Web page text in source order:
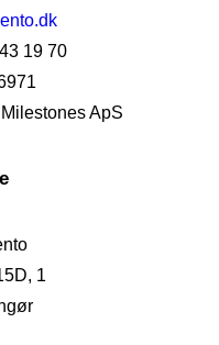
19 70
ApS
1